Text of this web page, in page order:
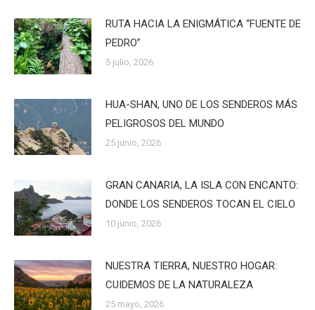
RUTA HACIA LA ENIGMÁTICA “FUENTE DE
PEDRO”
5 julio, 2026
HUA-SHAN, UNO DE LOS SENDEROS MÁS
PELIGROSOS DEL MUNDO
25 junio, 2026
GRAN CANARIA, LA ISLA CON ENCANTO:
DONDE LOS SENDEROS TOCAN EL CIELO
10 junio, 2026
NUESTRA TIERRA, NUESTRO HOGAR:
CUIDEMOS DE LA NATURALEZA
25 mayo, 2026